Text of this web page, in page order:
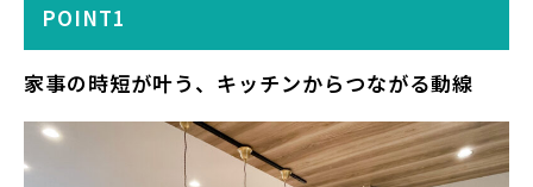
POINT1
家事の時短が叶う、キッチンからつながる動線